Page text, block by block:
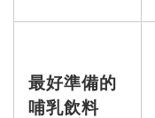
最好準備的
哺乳飲料